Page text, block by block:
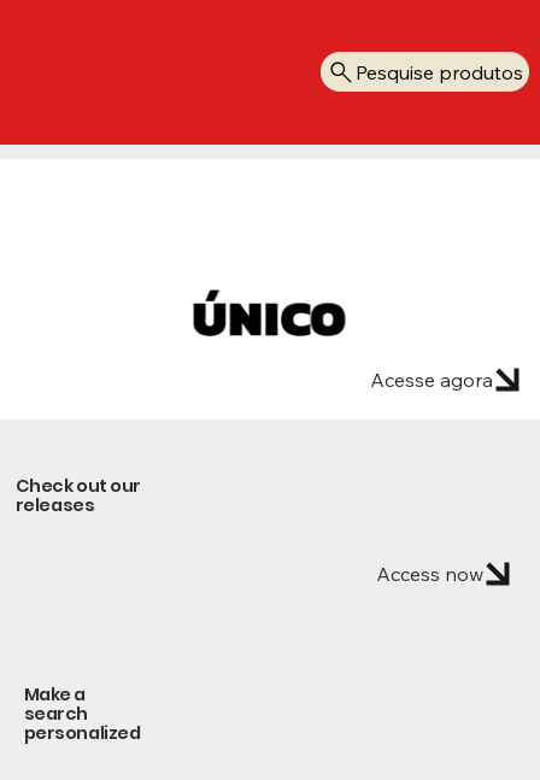
Pesquise produtos
Check out our
releases
Access now
Make a
search
personalized
Acesse agora